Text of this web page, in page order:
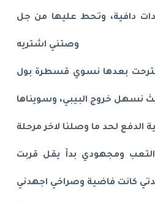
دافية، وتحط عليها من جل
وصتني اشتريه
بعدها نسوي قسطرة بول
نسهل خروج البيبي، وسويناها
الدفع لحد ما وصلنا لاخر مرحلة
ومجهودي بدأ يقل قربت